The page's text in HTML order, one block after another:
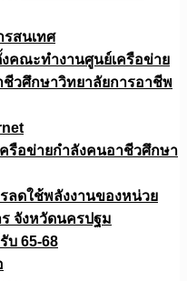
สนเทศ
คณะทำงานศูนย์เครือข่าย
ชีวศึกษาวิทยาลัยการอาชีพ
รือข่ายกำลังคนอาชีวศึกษา
ลดใช้พลังงานของหน่วย
จังหวัดนครปฐม
บ 65-68